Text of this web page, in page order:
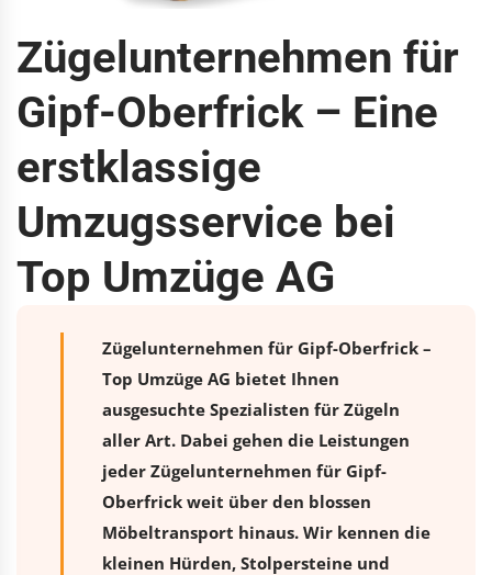
Zügelunternehmen für
Gipf-Oberfrick – Eine
erstklassige
Umzugsservice bei
Top Umzüge AG
Zügelunternehmen für Gipf-Oberfrick –
Top Umzüge AG bietet Ihnen
ausgesuchte Spezialisten für Zügeln
aller Art. Dabei gehen die Leistungen
jeder Zügelunternehmen für Gipf-
Oberfrick weit über den blossen
Möbeltransport hinaus. Wir kennen die
kleinen Hürden, Stolpersteine und